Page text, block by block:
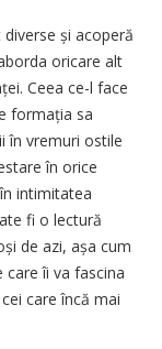
și acoperă
oricare alt
Ceea ce-l face
formația sa
în vremuri ostile
în orice
intimitatea
fi o lectură
de azi, așa cum
care îi va fascina
care încă mai